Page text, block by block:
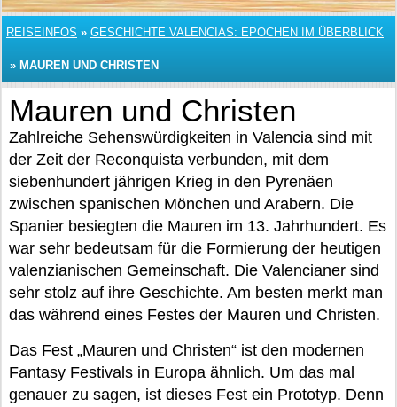
REISEINFOS » GESCHICHTE VALENCIAS: EPOCHEN IM ÜBERBLICK
» MAUREN UND CHRISTEN
Mauren und Christen
Zahlreiche Sehenswürdigkeiten in Valencia sind mit
der Zeit der Reconquista verbunden, mit dem
siebenhundert jährigen Krieg in den Pyrenäen
zwischen spanischen Mönchen und Arabern. Die
Spanier besiegten die Mauren im 13. Jahrhundert. Es
war sehr bedeutsam für die Formierung der heutigen
valenzianischen Gemeinschaft. Die Valencianer sind
sehr stolz auf ihre Geschichte. Am besten merkt man
das während eines Festes der Mauren und Christen.
Das Fest „Mauren und Christen“ ist den modernen
Fantasy Festivals in Europa ähnlich. Um das mal
genauer zu sagen, ist dieses Fest ein Prototyp. Denn